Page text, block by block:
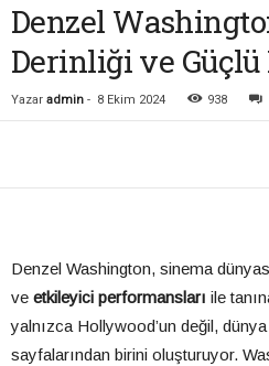
Denzel
Derinliği ve
Yazar admin - 8 Ekim 2024 938
Denzel Washington, sinema
ve etkileyici performansları ile
yalnızca Hollywood’un değil,
sayfalarından birini oluşturuyor.